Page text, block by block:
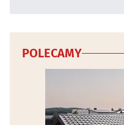
POLECAMY